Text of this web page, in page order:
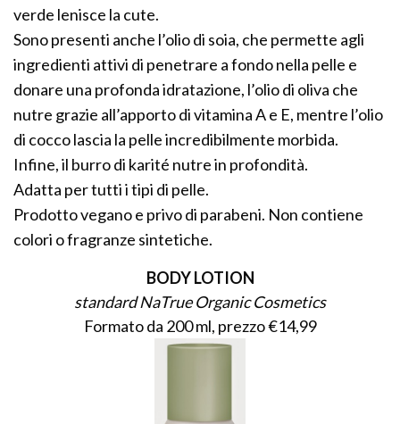
verde lenisce la cute.
Sono presenti anche l’olio di soia, che permette agli
ingredienti attivi di penetrare a fondo nella pelle e
donare una profonda idratazione, l’olio di oliva che
nutre grazie all’apporto di vitamina A e E, mentre l’olio
di cocco lascia la pelle incredibilmente morbida.
Infine, il burro di karité nutre in profondità.
Adatta per tutti i tipi di pelle.
Prodotto vegano e privo di parabeni. Non contiene
colori o fragranze sintetiche.
BODY LOTION
standard NaTrue Organic Cosmetics
Formato da 200 ml, prezzo €14,99